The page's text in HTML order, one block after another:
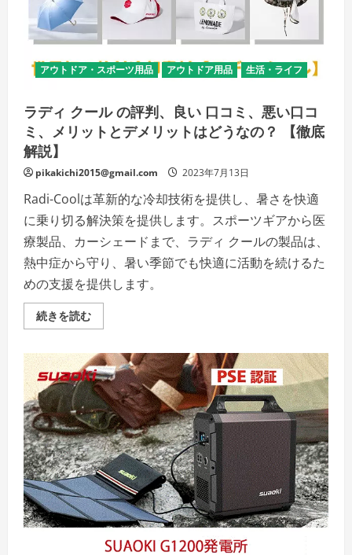
口
コ
ミ、
リ
ッ
メ
リ
ッ
底
説】
の
詳
細
を
覧
く
だ
さ
い
アウトドア・スポーツ用品 アウトドア用品 生活・ライフ
ラディ クール の評判、良い 口コミ、悪い口コ
ミ、メリットとデメリットはどうなの？ 【徹底
解説】
pikakichi2015@gmail.com 2023年7月13日
Radi-Coolは革新的な冷却技術を提供し、暑さを快適
に乗り切る解決策を提供します。スポーツギアから医
療製品、カーシェードまで、ラディ クールの製品は、
熱中症から守り、暑い季節でも快適に活動を続けるた
めの支援を提供します。
続きを読むラ
デ
ー
ル
の
評
判、
良
い
口
コ
ミ、
悪
い
口
コ
ミ、
メ